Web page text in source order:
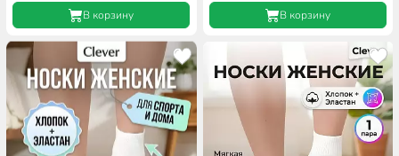
В корзину В корзину